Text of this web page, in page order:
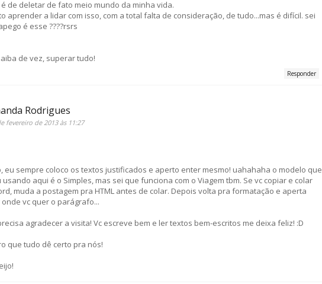
de deletar de fato meio mundo da minha vida.
aprender a lidar com isso, com a total falta de consideração, de tudo...mas é difícil. sei
é esse ????rsrs
de vez, superar tudo!
Responder
Rodrigues
fevereiro de 2013 às 11:27
eu sempre coloco os textos justificados e aperto enter mesmo! uahahaha o modelo que
usando aqui é o Simples, mas sei que funciona com o Viagem tbm. Se vc copiar e colar
muda a postagem pra HTML antes de colar. Depois volta pra formatação e aperta
vc quer o parágrafo...
agradecer a visita! Vc escreve bem e ler textos bem-escritos me deixa feliz! :D
que tudo dê certo pra nós!